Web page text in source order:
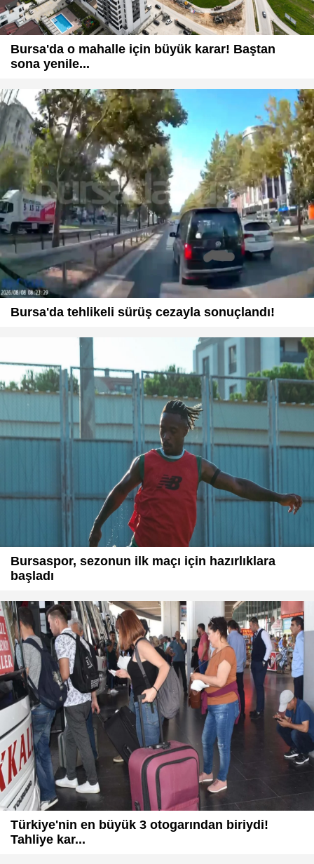
Bursa'da o mahalle için büyük karar! Baştan
sona yenile...
Bursa'da tehlikeli sürüş cezayla sonuçlandı!
Bursaspor, sezonun ilk maçı için hazırlıklara
başladı
Türkiye'nin en büyük 3 otogarından biriydi!
Tahliye kar...